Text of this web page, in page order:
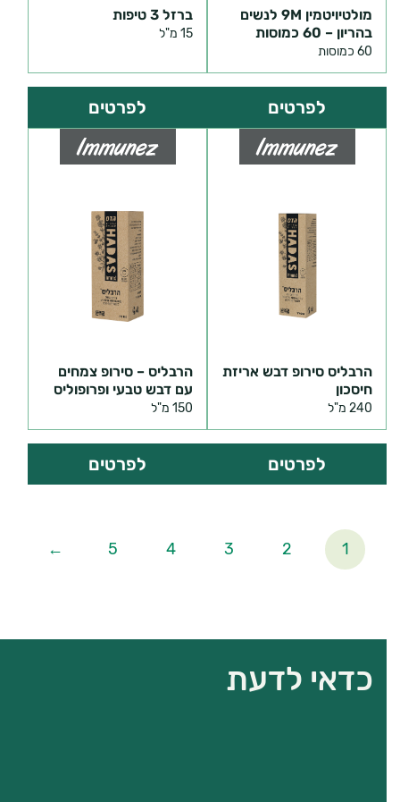
מולטיויטמין 9M לנשים
בהריון – 60 כמוסות
60 כמוסות
לפרטים
ברזל 3 טיפות
15 מ"ל
לפרטים
הרבליס סירופ דבש אריזת
חיסכון
240 מ"ל
לפרטים
הרבליס – סירופ צמחים
עם דבש טבעי ופרופוליס
150 מ"ל
לפרטים
1
2
3
4
5
←
כדאי לדעת